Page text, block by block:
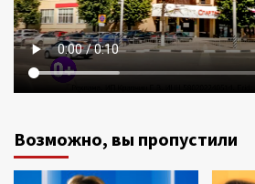
Возможно, вы пропустили